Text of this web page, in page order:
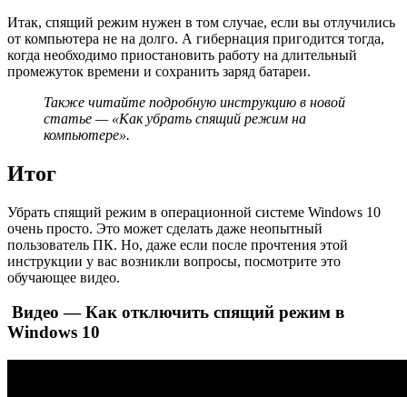
Итак, спящий режим нужен в том случае, если вы отлучились
от компьютера не на долго. А гибернация пригодится тогда,
когда необходимо приостановить работу на длительный
промежуток времени и сохранить заряд батареи.
Также читайте подробную инструкцию в новой
статье — «Как убрать спящий режим на
компьютере».
Итог
Убрать спящий режим в операционной системе Windows 10
очень просто. Это может сделать даже неопытный
пользователь ПК. Но, даже если после прочтения этой
инструкции у вас возникли вопросы, посмотрите это
обучающее видео.
Видео — Как отключить спящий режим в
Windows 10